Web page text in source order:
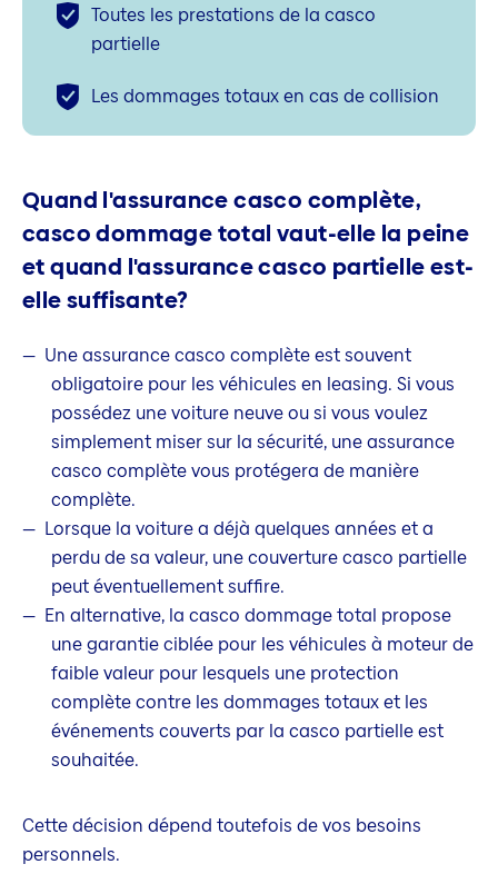
Toutes les prestations de la casco
partielle
Les dommages totaux en cas de collision
Quand l'assurance casco complète,
casco dommage total vaut-elle la peine
et quand l'assurance casco partielle est-
elle suffisante?
Une assurance casco complète est souvent
obligatoire pour les véhicules en leasing. Si vous
possédez une voiture neuve ou si vous voulez
simplement miser sur la sécurité, une assurance
casco complète vous protégera de manière
complète.
Lorsque la voiture a déjà quelques années et a
perdu de sa valeur, une couverture casco partielle
peut éventuellement suffire.
En alternative, la casco dommage total propose
une garantie ciblée pour les véhicules à moteur de
faible valeur pour lesquels une protection
complète contre les dommages totaux et les
événements couverts par la casco partielle est
souhaitée.
Cette décision dépend toutefois de vos besoins
personnels.